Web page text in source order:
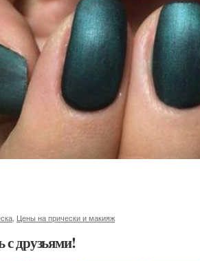
Цены на прически и макияж
с друзьями!